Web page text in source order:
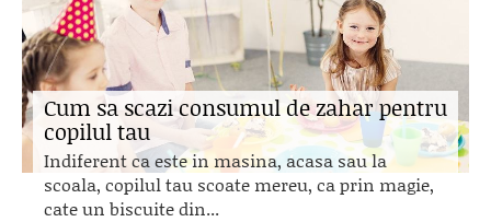
Cum sa scazi consumul de zahar pentru
copilul tau
Indiferent ca este in masina, acasa sau la
scoala, copilul tau scoate mereu, ca prin magie,
cate un biscuite din...